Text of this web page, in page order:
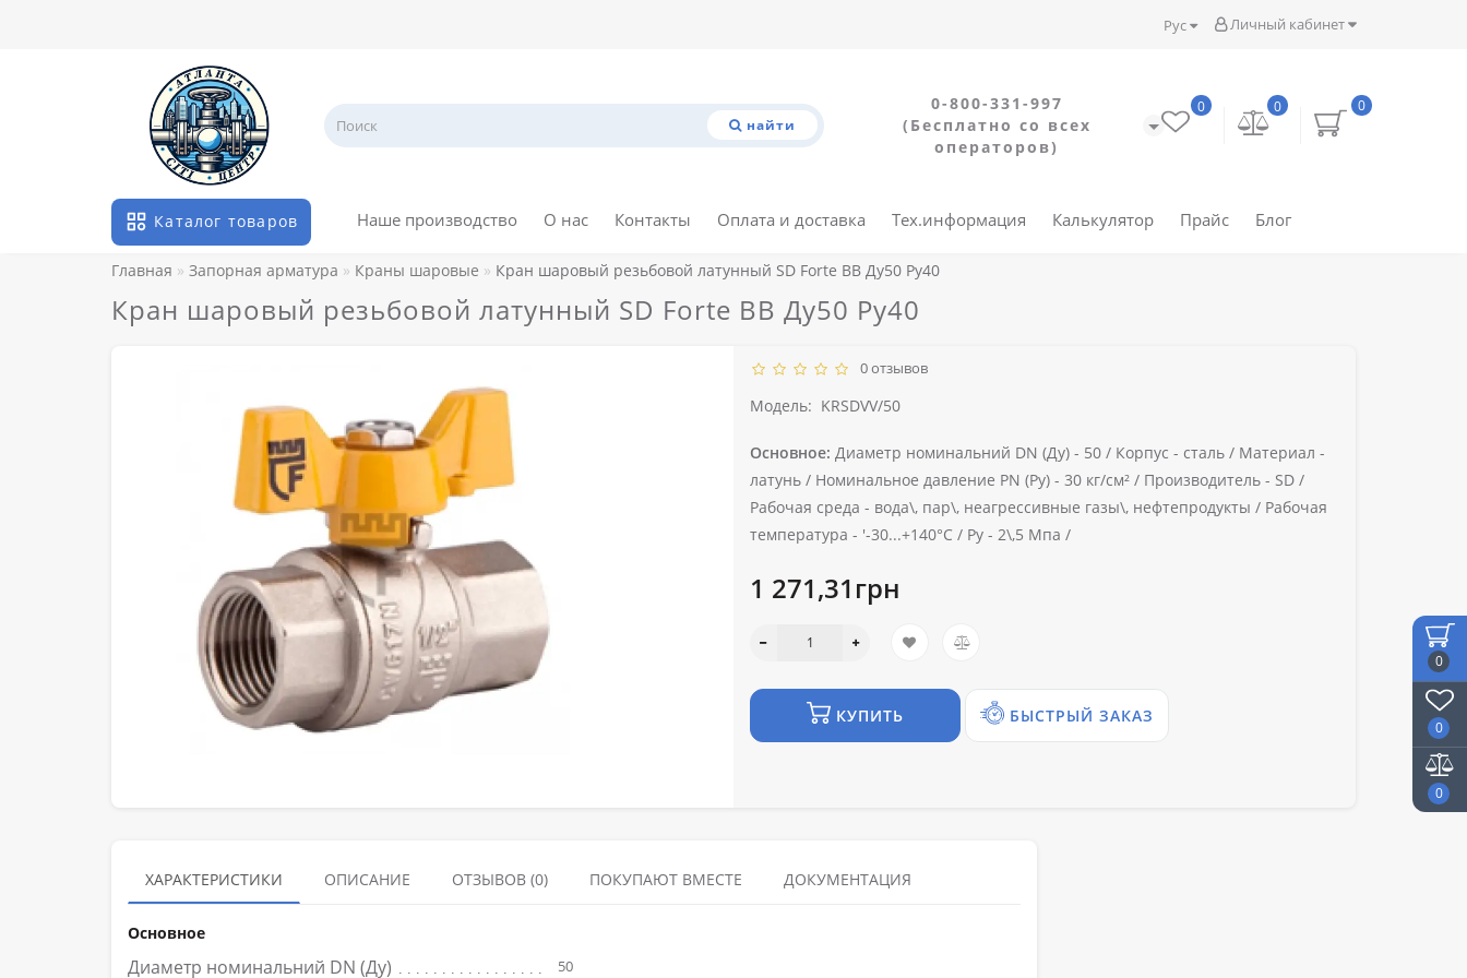
0
0
0
Личный кабинет
Рус
найти
0-800-331-997
(Бесплатно со всех
операторов)
0
0
0
Каталог товаров Наше производство О нас Контакты Оплата и доставка Тех.информация Калькулятор Прайс Блог
Главная Запорная арматура Краны шаровые Кран шаровый резьбовой латунный SD Forte ВВ Ду50 Py40
Кран шаровый резьбовой латунный SD Forte ВВ Ду50 Py40
0 отзывов
Модель: KRSDVV/50
Основное: Диаметр номинальний DN (Ду) - 50 / Корпус - сталь / Материал -
латунь / Номинальное давление PN (Ру) - 30 кг/см² / Производитель - SD /
Рабочая среда - вода\, пар\, неагрессивные газы\, нефтепродукты / Рабочая
температура - '-30...+140°С / Ру - 2\,5 Мпа /
1 271,31грн
КУПИТЬ БЫСТРЫЙ ЗАКАЗ
ХАРАКТЕРИСТИКИ ОПИСАНИЕ ОТЗЫВОВ (0) ПОКУПАЮТ ВМЕСТЕ ДОКУМЕНТАЦИЯ
Основное
Диаметр номинальний DN (Ду) 50